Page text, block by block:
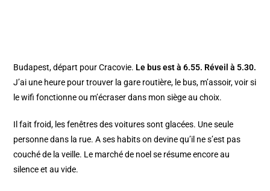
Budapest, départ pour Cracovie. Le bus est à 6.55. Réveil à 5.30.
J’ai une heure pour trouver la gare routière, le bus, m’assoir, voir si
le wifi fonctionne ou m’écraser dans mon siège au choix.
Il fait froid, les fenêtres des voitures sont glacées. Une seule
personne dans la rue. A ses habits on devine qu’il ne s’est pas
couché de la veille. Le marché de noel se résume encore au
silence et au vide.